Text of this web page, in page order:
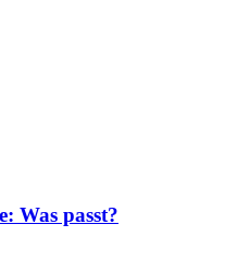
Was passt?